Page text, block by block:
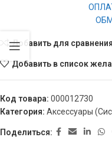
Добавить для сравнения
Добавить в список
Код товара: 000012730
Категория: Аксессуары
Поделиться: